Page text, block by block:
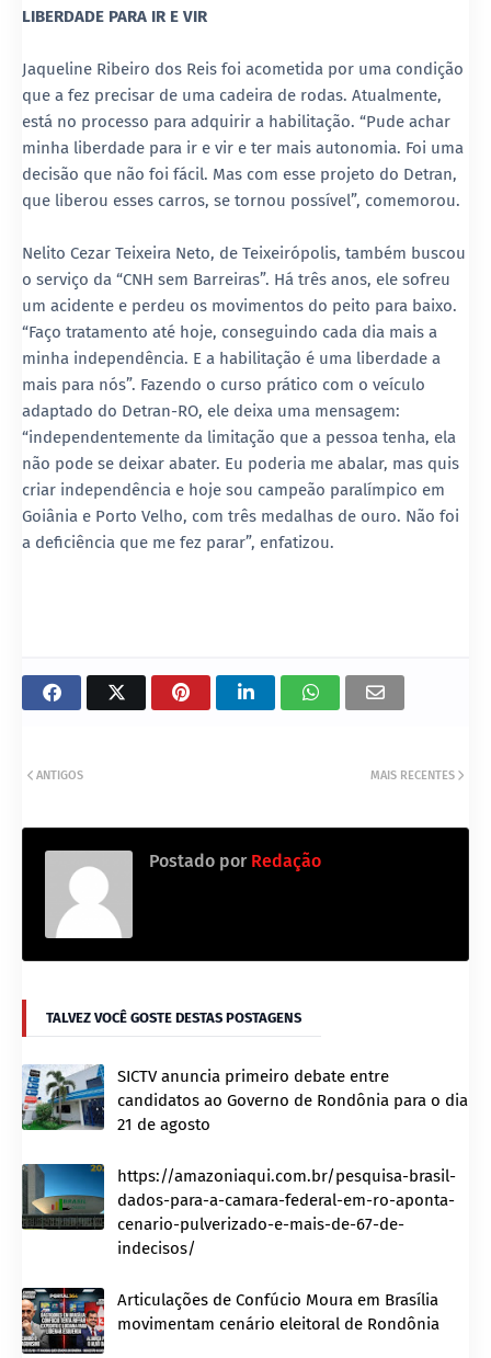
LIBERDADE PARA IR E VIR
Jaqueline Ribeiro dos Reis foi acometida por uma condição
que a fez precisar de uma cadeira de rodas. Atualmente,
está no processo para adquirir a habilitação. “Pude achar
minha liberdade para ir e vir e ter mais autonomia. Foi uma
decisão que não foi fácil. Mas com esse projeto do Detran,
que liberou esses carros, se tornou possível”, comemorou.
Nelito Cezar Teixeira Neto, de Teixeirópolis, também buscou
o serviço da “CNH sem Barreiras”. Há três anos, ele sofreu
um acidente e perdeu os movimentos do peito para baixo.
“Faço tratamento até hoje, conseguindo cada dia mais a
minha independência. E a habilitação é uma liberdade a
mais para nós”. Fazendo o curso prático com o veículo
adaptado do Detran-RO, ele deixa uma mensagem:
“independentemente da limitação que a pessoa tenha, ela
não pode se deixar abater. Eu poderia me abalar, mas quis
criar independência e hoje sou campeão paralímpico em
Goiânia e Porto Velho, com três medalhas de ouro. Não foi
a deficiência que me fez parar”, enfatizou.
MAIS RECENTES
ANTIGOS
Postado por Redação
TALVEZ VOCÊ GOSTE DESTAS POSTAGENS
SICTV anuncia primeiro debate entre
candidatos ao Governo de Rondônia para o dia
21 de agosto
https://amazoniaqui.com.br/pesquisa-brasil-
dados-para-a-camara-federal-em-ro-aponta-
cenario-pulverizado-e-mais-de-67-de-
indecisos/
Articulações de Confúcio Moura em Brasília
movimentam cenário eleitoral de Rondônia